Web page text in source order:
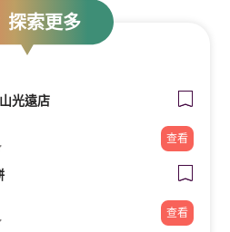
探索更多
光遠店
查看
查看